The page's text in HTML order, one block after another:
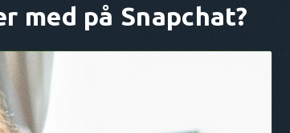
med på Snapchat?